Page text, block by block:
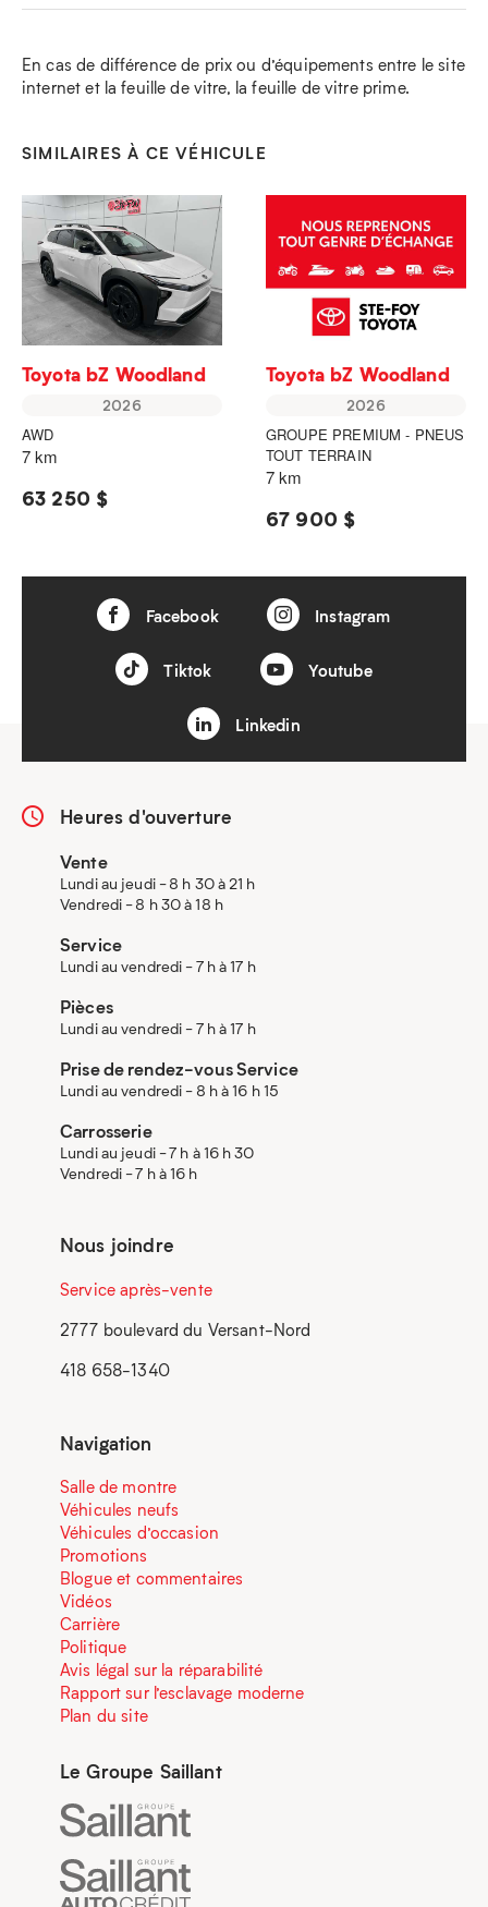
En cas de différence de prix ou d’équipements entre le site
internet et la feuille de vitre, la feuille de vitre prime.
SIMILAIRES À CE VÉHICULE
Toyota bZ Woodland
2026
AWD
7 km
63 250 $
Toyota bZ Woodland
2026
GROUPE PREMIUM - PNEUS
TOUT TERRAIN
7 km
67 900 $
Facebook Instagram
Tiktok Youtube
Linkedin
Heures d'ouverture
Vente
Lundi au jeudi - 8 h 30 à 21 h
Vendredi - 8 h 30 à 18 h
Service
Lundi au vendredi - 7 h à 17 h
Pièces
Lundi au vendredi - 7 h à 17 h
Prise de rendez-vous Service
Lundi au vendredi - 8 h à 16 h 15
Carrosserie
Lundi au jeudi - 7 h à 16 h 30
Vendredi - 7 h à 16 h
Nous joindre
Service après-vente
2777 boulevard du Versant-Nord
418 658-1340
Navigation
Salle de montre
Véhicules neufs
Véhicules d’occasion
Promotions
Blogue et commentaires
Vidéos
Carrière
Politique
Avis légal sur la réparabilité
Rapport sur l’esclavage moderne
Plan du site
Le Groupe Saillant